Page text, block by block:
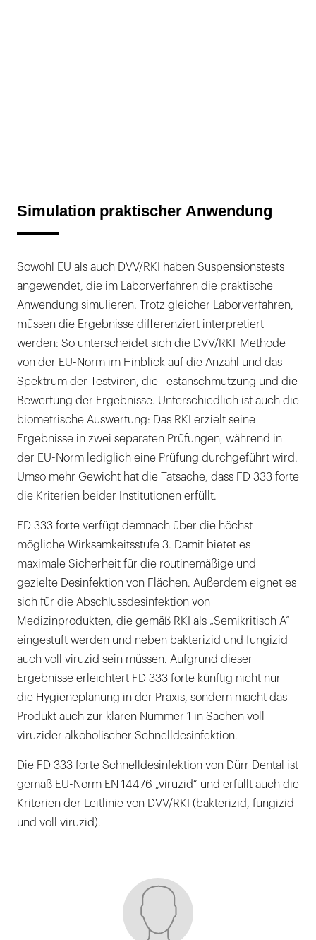
Simulation praktischer Anwendung
Sowohl EU als auch DVV/RKI haben Suspensionstests
angewendet, die im Laborverfahren die praktische
Anwendung simulieren. Trotz gleicher Laborverfahren,
müssen die Ergebnisse differenziert interpretiert
werden: So unterscheidet sich die DVV/RKI-Methode
von der EU-Norm im Hinblick auf die Anzahl und das
Spektrum der Testviren, die Testanschmutzung und die
Bewertung der Ergebnisse. Unterschiedlich ist auch die
biometrische Auswertung: Das RKI erzielt seine
Ergebnisse in zwei separaten Prüfungen, während in
der EU-Norm lediglich eine Prüfung durchgeführt wird.
Umso mehr Gewicht hat die Tatsache, dass FD 333 forte
die Kriterien beider Institutionen erfüllt.
FD 333 forte verfügt demnach über die höchst
mögliche Wirksamkeitsstufe 3. Damit bietet es
maximale Sicherheit für die routinemäßige und
gezielte Desinfektion von Flächen. Außerdem eignet es
sich für die Abschlussdesinfektion von
Medizinprodukten, die gemäß RKI als „Semikritisch A“
eingestuft werden und neben bakterizid und fungizid
auch voll viruzid sein müssen. Aufgrund dieser
Ergebnisse erleichtert FD 333 forte künftig nicht nur
die Hygieneplanung in der Praxis, sondern macht das
Produkt auch zur klaren Nummer 1 in Sachen voll
viruzider alkoholischer Schnelldesinfektion.
Die FD 333 forte Schnelldesinfektion von Dürr Dental ist
gemäß EU-Norm EN 14476 „viruzid“ und erfüllt auch die
Kriterien der Leitlinie von DVV/RKI (bakterizid, fungizid
und voll viruzid).